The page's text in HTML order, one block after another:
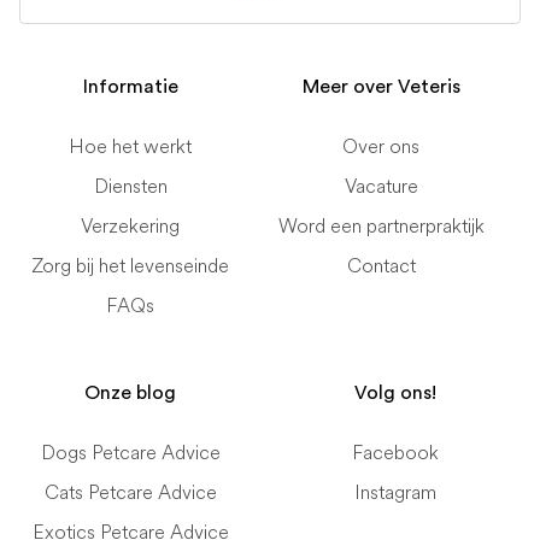
Informatie
Hoe het werkt
Diensten
Verzekering
Zorg bij het levenseinde
FAQs
Meer over Veteris
Over ons
Vacature
Word een partnerpraktijk
Contact
Onze blog
Dogs Petcare Advice
Cats Petcare Advice
Exotics Petcare Advice
Volg ons!
Facebook
Instagram